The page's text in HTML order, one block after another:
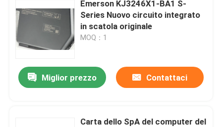
Emerson KJ3246X1-BA1 S-
Series Nuovo circuito integrato
in scatola originale
MOQ：1
Miglior prezzo Contattaci
Carta dello SpA del computer del